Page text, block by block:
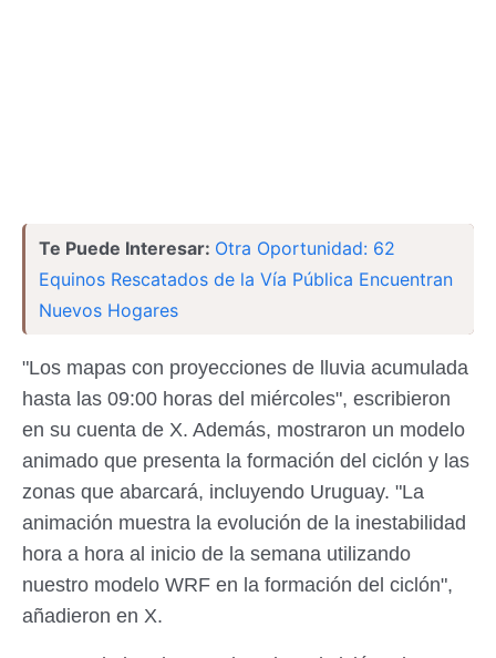
Te Puede Interesar: Otra Oportunidad: 62
Equinos Rescatados de la Vía Pública Encuentran
Nuevos Hogares
"Los mapas con proyecciones de lluvia acumulada
hasta las 09:00 horas del miércoles", escribieron
en su cuenta de X. Además, mostraron un modelo
animado que presenta la formación del ciclón y las
zonas que abarcará, incluyendo Uruguay. "La
animación muestra la evolución de la inestabilidad
hora a hora al inicio de la semana utilizando
nuestro modelo WRF en la formación del ciclón",
añadieron en X.